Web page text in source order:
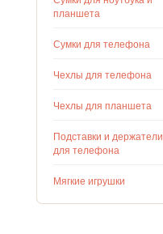
планшета
Сумки для телефона
Чехлы для телефона
Чехлы для планшета
Подставки и держатели
для телефона
Мягкие игрушки